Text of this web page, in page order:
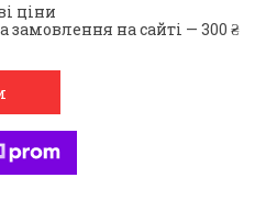
ціни
на сайті — 300 ₴